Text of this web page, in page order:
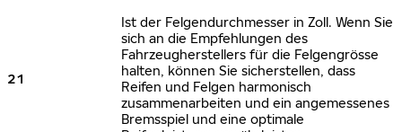
21
Ist der Felgendurchmesser in Zoll. Wenn Sie
sich an die Empfehlungen des
Fahrzeugherstellers für die Felgengrösse
halten, können Sie sicherstellen, dass
Reifen und Felgen harmonisch
zusammenarbeiten und ein angemessenes
Bremsspiel und eine optimale